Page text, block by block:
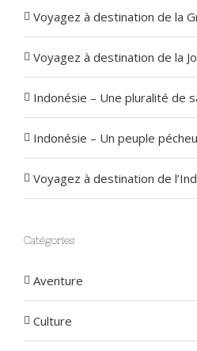
Voyagez à destination de la
Voyagez à destination de la
Indonésie – Une pluralité de
Indonésie – Un peuple
Voyagez à destination de
Catégories
Aventure
Culture